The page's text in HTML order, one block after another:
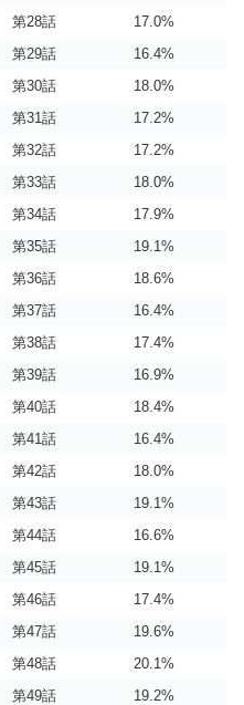
第28話
17.0%
第29話
16.4%
第30話
18.0%
第31話
17.2%
第32話
17.2%
第33話
18.0%
第34話
17.9%
第35話
19.1%
第36話
18.6%
第37話
16.4%
第38話
17.4%
第39話
16.9%
第40話
18.4%
第41話
16.4%
第42話
18.0%
第43話
19.1%
第44話
16.6%
第45話
19.1%
第46話
17.4%
第47話
19.6%
第48話
20.1%
第49話 19.2%